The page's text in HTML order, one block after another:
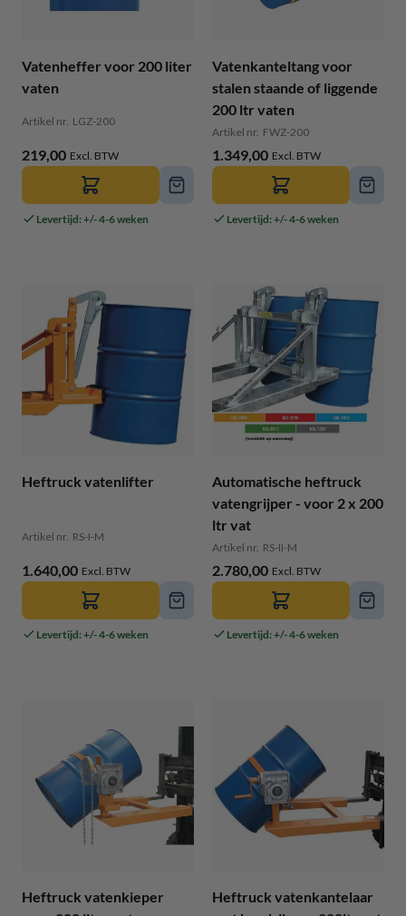
Vatenheffer voor 200 liter
vaten
Artikel nr. LGZ-200
219,00
Levertijd: +/- 4-6 weken
Vatenkanteltang voor
stalen staande of liggende
200 ltr vaten
Artikel nr. FWZ-200
1.349,00
Levertijd: +/- 4-6 weken
Heftruck vatenlifter
Artikel nr. RS-I-M
1.640,00
Levertijd: +/- 4-6 weken
Automatische heftruck
vatengrijper - voor 2 x 200
ltr vat
Artikel nr. RS-II-M
2.780,00
Levertijd: +/- 4-6 weken
Heftruck vatenkieper
Heftruck vatenkantelaar